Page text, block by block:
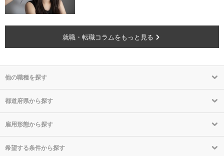
就職・転職コラムをもっと見る
他の職種を探す
都道府県から探す
雇用形態から探す
希望する条件から探す